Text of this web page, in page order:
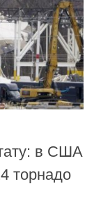
в США
торнадо